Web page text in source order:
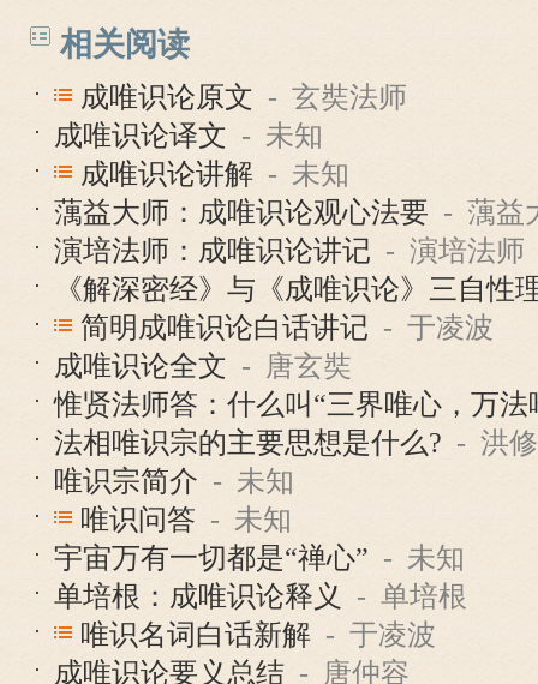
相关阅读
成唯识论原文 - 玄奘法师
成唯识论译文 - 未知
成唯识论讲解 - 未知
蕅益大师：成唯识论观心法要 - 蕅益
演培法师：成唯识论讲记 - 演培法师
《解深密经》与《成唯识论》三自性
简明成唯识论白话讲记 - 于凌波
成唯识论全文 - 唐玄奘
惟贤法师答：什么叫“三界唯心，万法
法相唯识宗的主要思想是什么? - 洪
唯识宗简介 - 未知
唯识问答 - 未知
宇宙万有一切都是“禅心” - 未知
单培根：成唯识论释义
- 单培根
唯识名词白话新解 - 于凌波
成唯识论要义总结 - 唐仲容